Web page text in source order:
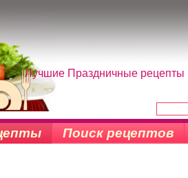
Лучшие Праздничные рецепты
Поиск рецептов